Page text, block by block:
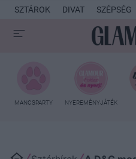
SZTÁROK DIVAT SZÉPSÉG
MANCSPARTY NYEREMÉNYJÁTÉK